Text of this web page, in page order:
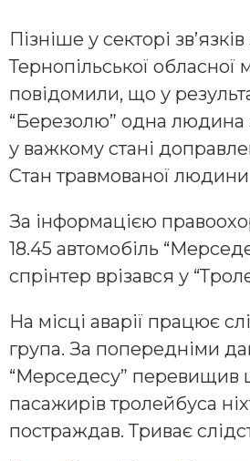
Пізніше у секторі
Тернопільської обласної
повідомили, що у
“Березолю” одна людина
у важкому стані
Стан травмованої
За інформацією
18.45 автомобіль
спрінтер врізався у
На місці аварії працює
група. За попередніми
“Мерседесу” перевищив
пасажирів тролейбуса
постраждав. Триває